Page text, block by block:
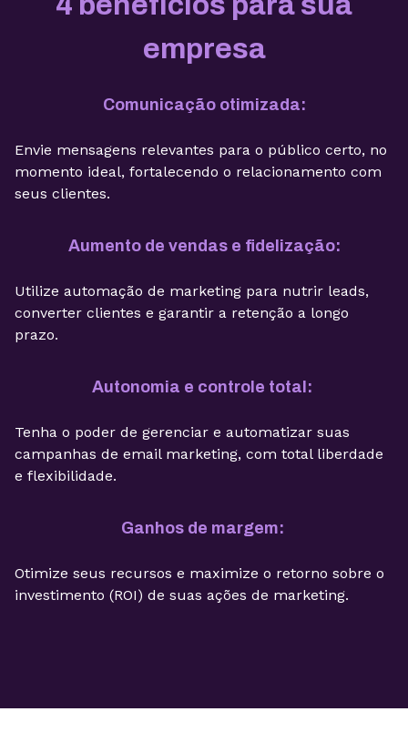
empresa
Comunicação otimizada:
Envie mensagens relevantes para o público certo, no
momento ideal, fortalecendo o relacionamento com
seus clientes.
Aumento de vendas e fidelização:
Utilize automação de marketing para nutrir leads,
converter clientes e garantir a retenção a longo
prazo.
Autonomia e controle total:
Tenha o poder de gerenciar e automatizar suas
campanhas de email marketing, com total liberdade
e flexibilidade.
Ganhos de margem:
Otimize seus recursos e maximize o retorno sobre o
investimento (ROI) de suas ações de marketing.